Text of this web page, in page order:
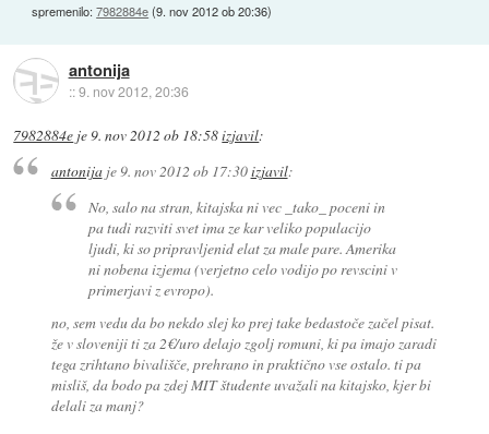
spremenilo:7982884e(9. nov 2012 ob 20:36)
antonija
::9. nov 2012, 20:36
7982884e je9. nov 2012 ob 18:58izjavil:
antonijaje9. nov 2012 ob 17:30izjavil:
No, salo na stran, kitajska ni vec _tako_ poceni in
pa tudi razviti svet ima ze kar veliko populacijo
ljudi, ki so pripravljenid elat za male pare. Amerika
ni nobena izjema (verjetno celo vodijo po revscini v
primerjavi z evropo).
no, sem vedu da bo nekdo slej ko prej take bedastoče začel pisat.
že v sloveniji ti za 2€/uro delajo zgolj romuni, ki pa imajo zaradi
tega zrihtano bivališče, prehrano in praktično vse ostalo. ti pa
misliš, da bodo pa zdej MIT študente uvažali na kitajsko, kjer bi
delali za manj?